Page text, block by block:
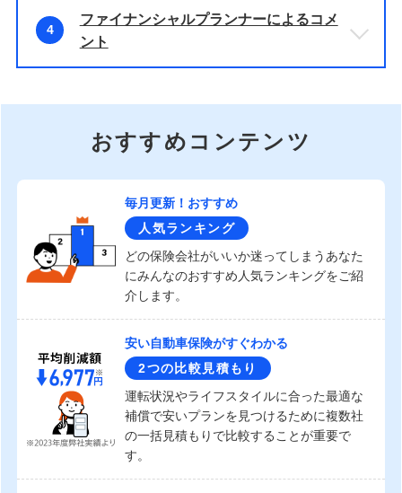
4
ファイナンシャルプランナーによるコメ
ント
おすすめコンテンツ
毎月更新！おすすめ
人気ランキング
どの保険会社がいいか迷ってしまうあなた
にみんなのおすすめ人気ランキングをご紹
介します。
安い自動車保険がすぐわかる
2つの比較見積もり
運転状況やライフスタイルに合った最適な
補償で安いプランを見つけるために複数社
の一括見積もりで比較することが重要で
す。